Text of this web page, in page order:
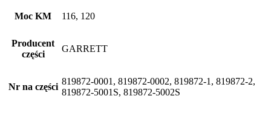
Moc KM 116, 120
Producent
części
GARRETT
Nr na części
819872-0001, 819872-0002, 819872-1, 819872-2,
819872-5001S, 819872-5002S